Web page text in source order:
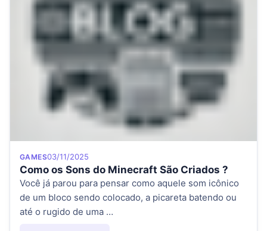
Category
GAMESPosted on
03/11/2025
Como os Sons do Minecraft São Criados ?
Você já parou para pensar como aquele som icônico
de um bloco sendo colocado, a picareta batendo ou
até o rugido de uma …